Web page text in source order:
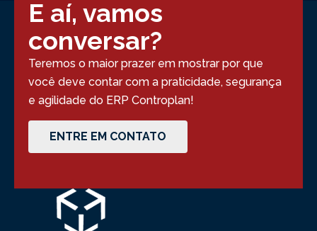
E aí, vamos
conversar?
Teremos o maior prazer em mostrar por que
você deve contar com a praticidade, segurança
e agilidade do ERP Controplan!
ENTRE EM CONTATO